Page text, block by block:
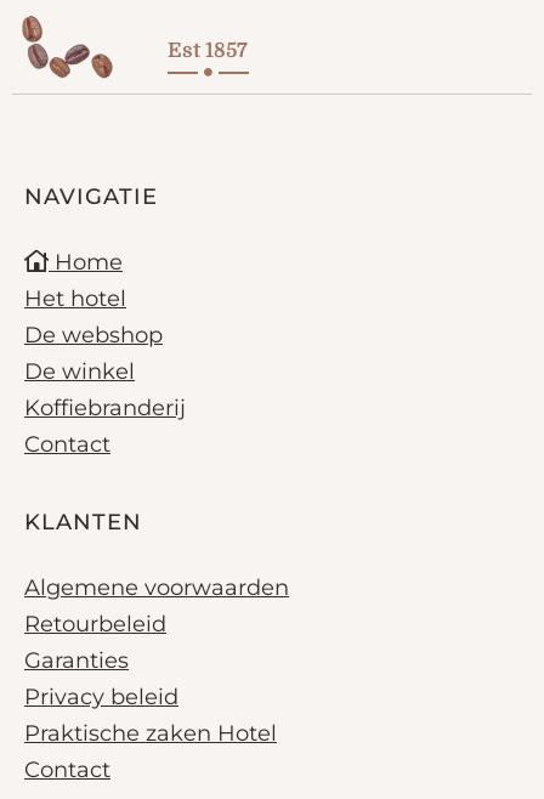
Est 1857
NAVIGATIE
Home
Het hotel
De webshop
De winkel
Koffiebranderij
Contact
KLANTEN
Algemene voorwaarden
Retourbeleid
Garanties
Privacy beleid
Praktische zaken Hotel
Contact